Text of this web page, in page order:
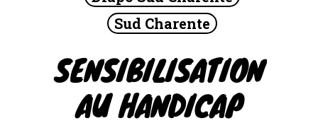
Sud Charente
SENSIBILISATION
AU HANDICAP